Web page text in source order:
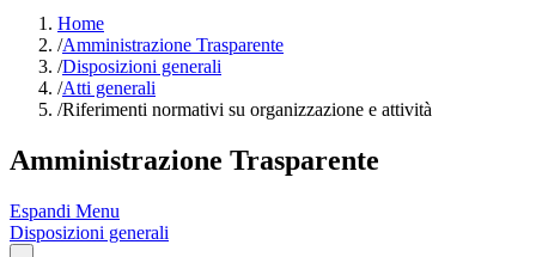
Home
/Amministrazione Trasparente
/Disposizioni generali
/Atti generali
/Riferimenti normativi su organizzazione e attività
Amministrazione Trasparente
Espandi Menu
Disposizioni generali